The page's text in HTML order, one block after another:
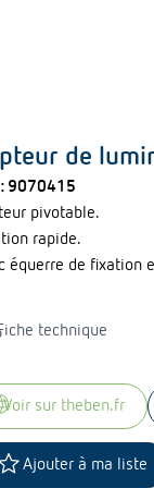
de
9070415
pivotable.
rapide.
équerre de fixation
Fiche technique
voir sur theben.fr
Ajouter à ma liste